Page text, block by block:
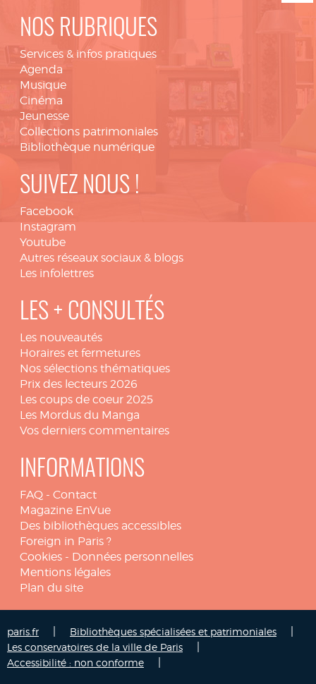
NOS RUBRIQUES
Services & infos pratiques
Agenda
Musique
Cinéma
Jeunesse
Collections patrimoniales
Bibliothèque numérique
SUIVEZ NOUS !
Facebook
Instagram
Youtube
Autres réseaux sociaux & blogs
Les infolettres
LES + CONSULTÉS
Les nouveautés
Horaires et fermetures
Nos sélections thématiques
Prix des lecteurs 2026
Les coups de coeur 2025
Les Mordus du Manga
Vos derniers commentaires
INFORMATIONS
FAQ - Contact
Magazine EnVue
Des bibliothèques accessibles
Foreign in Paris ?
Cookies - Données personnelles
Mentions légales
Plan du site
paris.fr Bibliothèques spécialisées et patrimoniales
Les conservatoires de la ville de Paris
Accessibilité : non conforme